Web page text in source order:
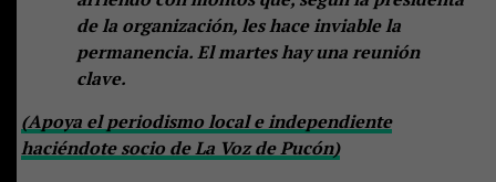
de la organización, les hace inviable la
permanencia. El martes hay una reunión
clave.
(Apoya el periodismo local e independiente
haciéndote socio de La Voz de Pucón)